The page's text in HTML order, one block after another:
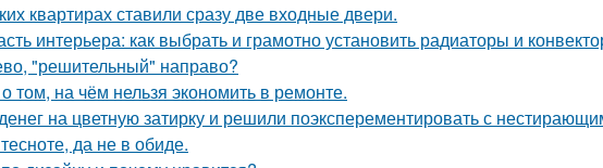
квартирах ставили сразу две входные двери.
интерьера: как выбрать и грамотно установить радиаторы и
"решительный" направо?
том, на чём нельзя экономить в ремонте.
на цветную затирку и решили поэксперементировать с
да не в обиде.